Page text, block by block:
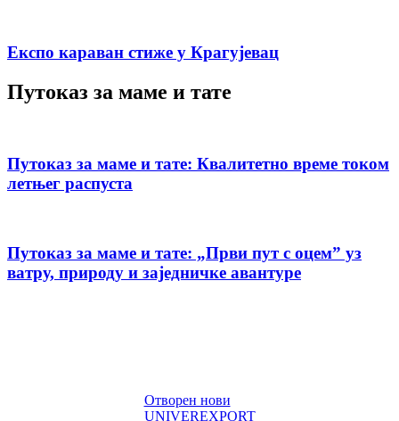
Експо караван стиже у Крагујевац
Путоказ за маме и тате
Путоказ за маме и тате: Квалитетно време током
летњег распуста
Путоказ за маме и тате: „Први пут с оцемˮ уз
ватру, природу и заједничке авантуре
Отворен нови
UNIVEREXPORT